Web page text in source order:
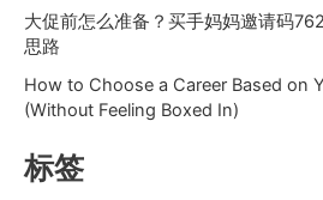
大促前怎么准备？买手妈妈邀请码
思路
How to Choose a Career Based on
(Without Feeling Boxed In)
标签